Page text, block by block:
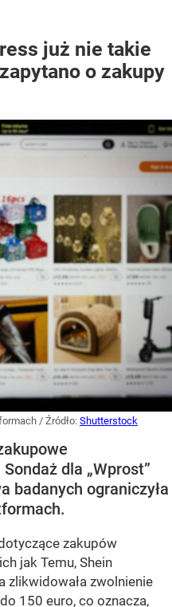
już nie takie
o zakupy
/ Źródło: Shutterstock
dla „Wprost”
badanych ograniczyła
zakupów
jak Temu, Shein
zlikwidowała zwolnienie
150 euro, co oznacza,